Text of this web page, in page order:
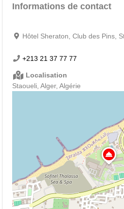
Informations de contact
Hôtel Sheraton, Club des Pins,
+213 21 37 77 77
Localisation
Staoueli, Alger, Algérie